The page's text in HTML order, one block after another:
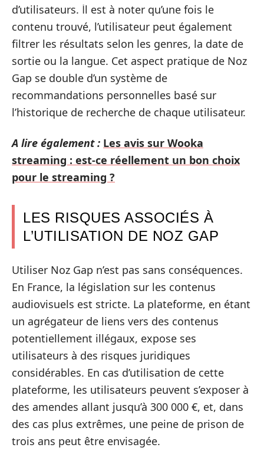
d’utilisateurs. İl est à noter qu’une fois le
contenu trouvé, l’utilisateur peut également
filtrer les résultats selon les genres, la date de
sortie ou la langue. Cet aspect pratique de Noz
Gap se double d’un système de
recommandations personnelles basé sur
l’historique de recherche de chaque utilisateur.
A lire également : Les avis sur Wooka
streaming : est-ce réellement un bon choix
pour le streaming ?
LES RISQUES ASSOCIÉS À
L’UTILISATION DE NOZ GAP
Utiliser Noz Gap n’est pas sans conséquences.
En France, la législation sur les contenus
audiovisuels est stricte. La plateforme, en étant
un agrégateur de liens vers des contenus
potentiellement illégaux, expose ses
utilisateurs à des risques juridiques
considérables. En cas d’utilisation de cette
plateforme, les utilisateurs peuvent s’exposer à
des amendes allant jusqu’à 300 000 €, et, dans
des cas plus extrêmes, une peine de prison de
trois ans peut être envisagée.